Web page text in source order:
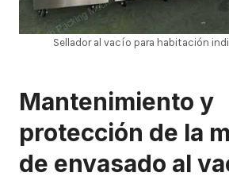
Sellador al vacío para habitación
Mantenimiento y
protección de la
de envasado al